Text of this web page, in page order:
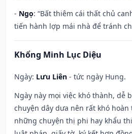
- Ngọ: “Bất thiêm cái thất chủ
tiến hành lợp mái nhà để tránh
Khổng Minh Lục Diệu
Ngày: Lưu Liên - tức ngày Hung.
Ngày này mọi việc khó thành, dễ
chuyện dây dưa nên rất khó
những chuyện thị phi hay khẩu